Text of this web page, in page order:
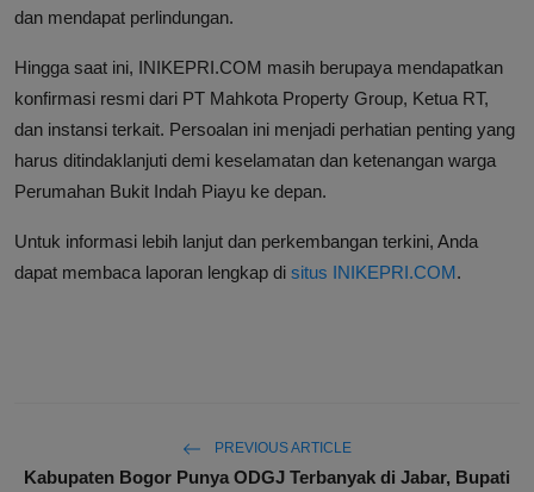
dan mendapat perlindungan.
Hingga saat ini, INIKEPRI.COM masih berupaya mendapatkan
konfirmasi resmi dari PT Mahkota Property Group, Ketua RT,
dan instansi terkait. Persoalan ini menjadi perhatian penting yang
harus ditindaklanjuti demi keselamatan dan ketenangan warga
Perumahan Bukit Indah Piayu ke depan.
Untuk informasi lebih lanjut dan perkembangan terkini, Anda
dapat membaca laporan lengkap di situs INIKEPRI.COM.
PREVIOUS ARTICLE
Kabupaten Bogor Punya ODGJ Terbanyak di Jabar, Bupati